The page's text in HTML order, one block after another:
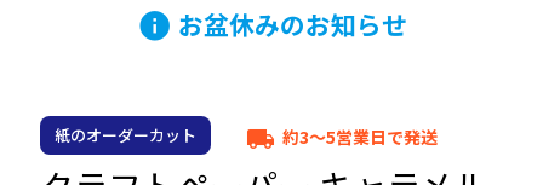
info お盆休みのお知らせ
紙のオーダーカット local_shipping 約3～5営業日で発送